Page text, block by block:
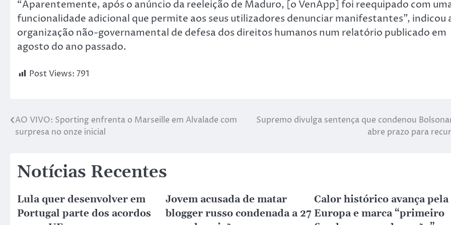
“Aparentemente, após o anúncio da reeleição de Maduro, [o VenApp] foi reequipado com
funcionalidade adicional que permite aos seus utilizadores denunciar manifestantes”, indicou
organização não-governamental de defesa dos direitos humanos num relatório publicado em
agosto do ano passado.
Post Views: 791
AO VIVO: Sporting enfrenta o Marseille em Alvalade com
surpresa no onze inicial
Supremo divulga sentença que condenou
abre prazo para
Notícias Recentes
Lula quer desenvolver em
Portugal parte dos acordos
Jovem acusada de matar
blogger russo condenada a 27
Calor histórico avança pela
Europa e marca “primeiro